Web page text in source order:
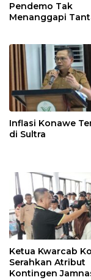
Pendemo Tak
Menanggapi
Inflasi Konawe
di Sultra
Ketua Kwarcab
Serahkan Atribut
Kontingen